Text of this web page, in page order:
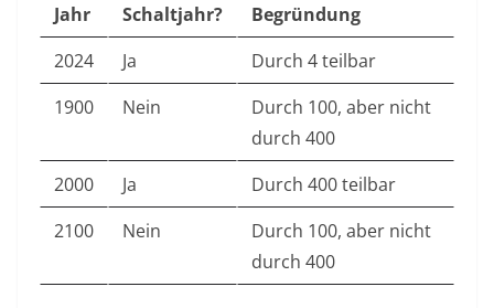
Jahr Schaltjahr?
Begründung
2024
Ja
Durch 4 teilbar
1900
Nein
Durch 100, aber nicht
durch 400
2000
Ja
Durch 400 teilbar
2100
Nein
Durch 100, aber nicht
durch 400